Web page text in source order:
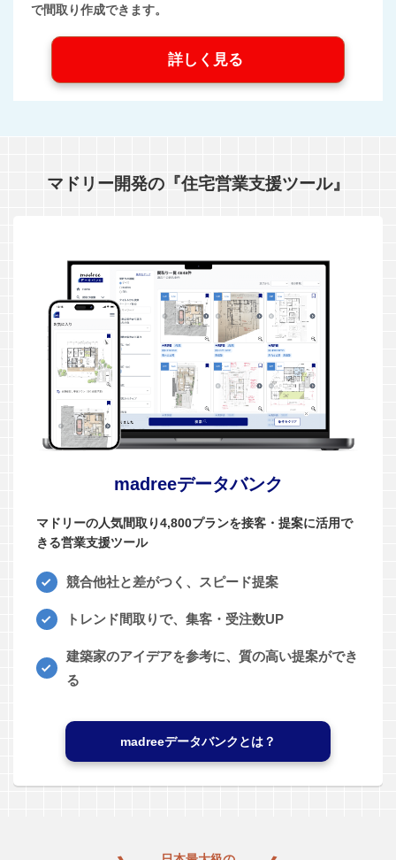
で間取り作成できます。
詳しく見る
マドリー開発の『住宅営業支援ツール』
madreeデータバンク
マドリーの人気間取り4,800プランを接客・提案に活用で
きる営業支援ツール
競合他社と差がつく、スピード提案
トレンド間取りで、集客・受注数UP
建築家のアイデアを参考に、質の高い提案ができ
る
madreeデータバンクとは？